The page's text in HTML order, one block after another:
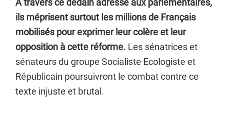
ils méprisent surtout les millions de Français
mobilisés pour exprimer leur colère et leur
opposition à cette réforme. Les sénatrices et
sénateurs du groupe Socialiste Ecologiste et
Républicain poursuivront le combat contre ce
texte injuste et brutal.